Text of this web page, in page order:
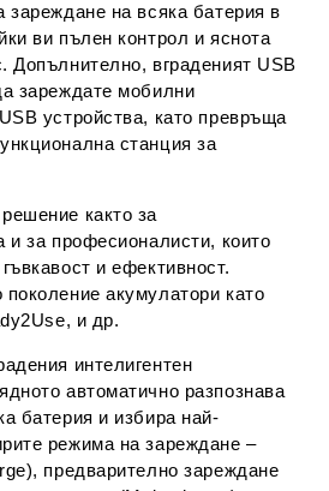
зареждане на всяка батерия в
ви пълен контрол и яснота
Допълнително, вграденият USB
зареждате мобилни
устройства, като превръща
станция за
както за
и за професионалисти, които
и ефективност.
акумулатори като
, и др.
интелигентен
автоматично разпознава
батерия и избира най-
режима на зареждане –
предварително зареждане